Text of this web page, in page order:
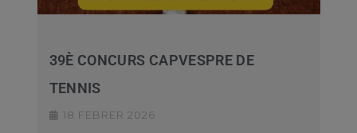
39È CONCURS CAPVESPRE DE
TENNIS
18 FEBRER 2026